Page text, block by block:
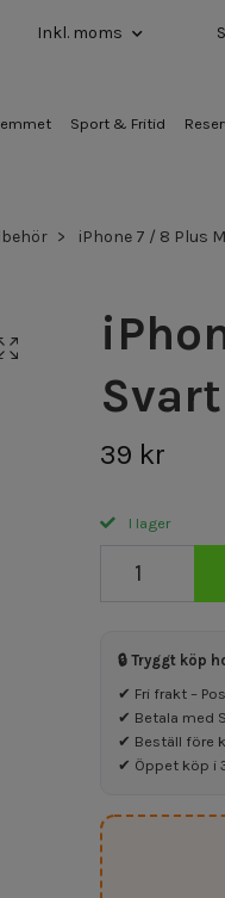
Inkl. moms
Sport & Fritid
iPhone 7 / 8 Plus
39 kr
I lager
🔒 Tryggt köp
✔ Fri frakt –
✔ Betala med
✔ Beställ före
✔ Öppet köp i